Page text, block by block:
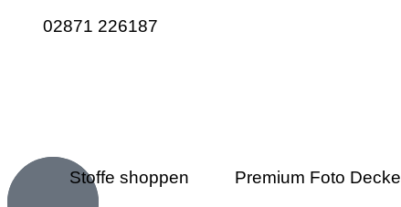
02871 226187
Stoffe shoppen Premium Foto Decke